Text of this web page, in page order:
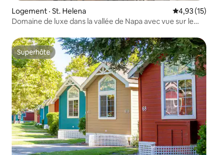
Logement · St. Helena Note
4,93 (15)
Domaine de luxe dans la vallée de Napa avec vue sur le
Superhôte
Superhôte